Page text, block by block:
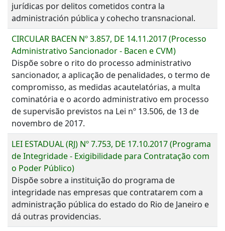
jurídicas por delitos cometidos contra la
administración pública y cohecho transnacional.
CIRCULAR BACEN Nº 3.857, DE 14.11.2017 (Processo
Administrativo Sancionador - Bacen e CVM)
Dispõe sobre o rito do processo administrativo
sancionador, a aplicação de penalidades, o termo de
compromisso, as medidas acautelatórias, a multa
cominatória e o acordo administrativo em processo
de supervisão previstos na Lei nº 13.506, de 13 de
novembro de 2017.
LEI ESTADUAL (RJ) Nº 7.753, DE 17.10.2017 (Programa
de Integridade - Exigibilidade para Contratação com
o Poder Público)
Dispõe sobre a instituição do programa de
integridade nas empresas que contratarem com a
administração pública do estado do Rio de Janeiro e
dá outras providencias.